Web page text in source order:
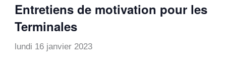
Entretiens de motivation pour les
Terminales
lundi 16 janvier 2023